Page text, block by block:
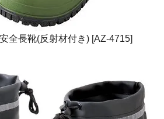
全長靴(反射材付き) [AZ-4715]